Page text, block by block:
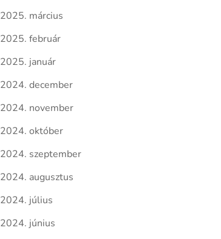
2025. március
2025. február
2025. január
2024. december
2024. november
2024. október
2024. szeptember
2024. augusztus
2024. július
2024. június